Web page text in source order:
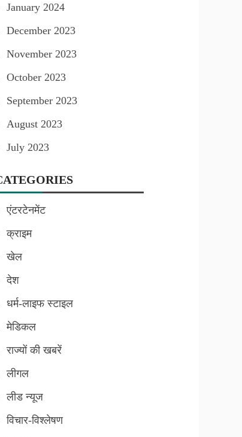
January 2024
December 2023
November 2023
October 2023
September 2023
August 2023
July 2023
एंटरटेनमेंट
क्राइम
खेल
देश
धर्म-लाइफ स्टाइल
मेडिकल
राज्यों की खबरें
लीगल
लीड न्यूज
विचार-विश्लेषण